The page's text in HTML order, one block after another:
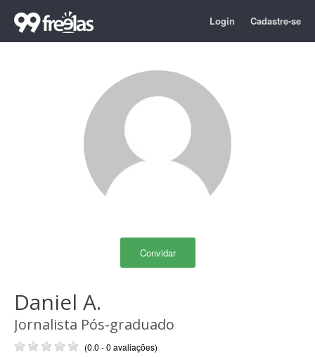
Login Cadastre-se
Convidar
Daniel A.
Jornalista Pós-graduado
(0.0 - 0 avaliações)